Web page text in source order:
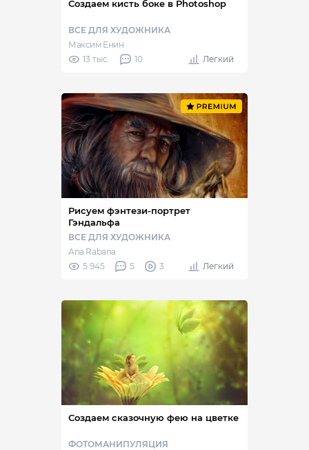
Создаем кисть боке в Photoshop
ВСЕ ДЛЯ ХУДОЖНИКА
Максим Енин
13 тыс.
10 Легкий
Рисуем фэнтези-портрет
Гэндальфа
ВСЕ ДЛЯ ХУДОЖНИКА
Ana Rabana
5 945
5 3 Легкий
Создаем сказочную фею на цветке
ФОТОМАНИПУЛЯЦИЯ